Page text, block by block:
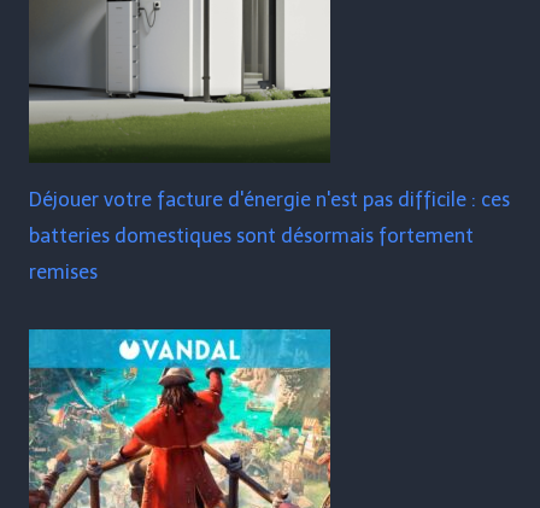
Déjouer votre facture d'énergie n'est pas difficile : ces
batteries domestiques sont désormais fortement
remises